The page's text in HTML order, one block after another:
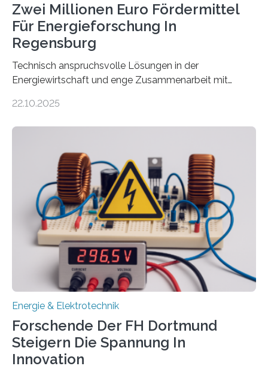
Zwei Millionen Euro Fördermittel
Für Energieforschung In
Regensburg
Technisch anspruchsvolle Lösungen in der
Energiewirtschaft und enge Zusammenarbeit mit
neuen EU-geförderten Transfer-Projekte zu
Energietechnologien werden vom Europäischen
Sozialfonds Plus (ESF+) gefördert – mit einer
Gesamtsumme von mehr als zwei Millionen Euro.
Damit zählt die Hochschule zu den großen
Gewinnerinnen der aktuellen Förderrunde des
Bayerischen Wissenschaftsministeriums. Im
Mittelpunkt steht der direkte Wissenstransfer: Neue
wissenschaftliche Erkenntnisse sollen rasch in die
22.10.2025
Energie & Elektrotechnik
Forschende Der FH Dortmund
Steigern Die Spannung In
Innovation